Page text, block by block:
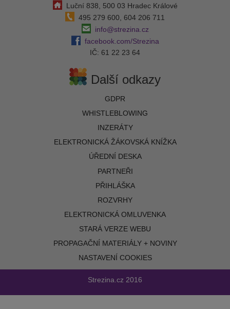
Luční 838, 500 03 Hradec Králové
495 279 600, 604 206 711
info@strezina.cz
facebook.com/Strezina
IČ: 61 22 23 64
Další odkazy
GDPR
WHISTLEBLOWING
INZERÁTY
ELEKTRONICKÁ ŽÁKOVSKÁ KNÍŽKA
ÚŘEDNÍ DESKA
PARTNEŘI
PŘIHLÁŠKA
ROZVRHY
ELEKTRONICKÁ OMLUVENKA
STARÁ VERZE WEBU
PROPAGAČNÍ MATERIÁLY + NOVINY
NASTAVENÍ COOKIES
Strezina.cz 2016